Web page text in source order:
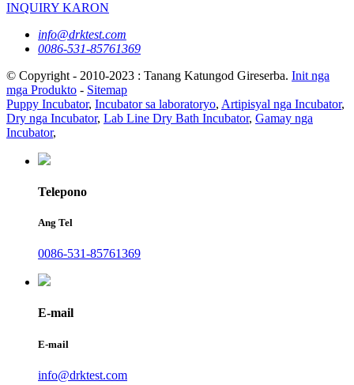
INQUIRY KARON
info@drktest.com
0086-531-85761369
© Copyright - 2010-2023 : Tanang Katungod Gireserba. Init nga
mga Produkto - Sitemap
Puppy Incubator, Incubator sa laboratoryo, Artipisyal nga Incubator,
Dry nga Incubator, Lab Line Dry Bath Incubator, Gamay nga
Incubator,
Telepono
Ang Tel
0086-531-85761369
E-mail
E-mail
info@drktest.com